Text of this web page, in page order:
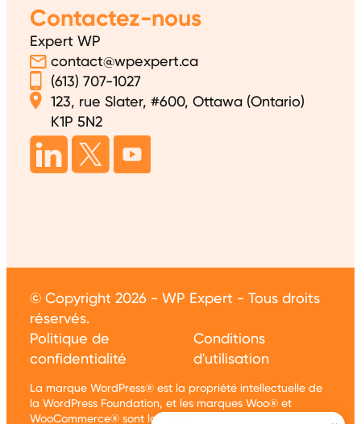
Contactez-nous
Expert WP
contact@wpexpert.ca
(613) 707-1027
123, rue Slater, #600, Ottawa (Ontario)
K1P 5N2
© Copyright 2026 - WP Expert - Tous droits
réservés.
Politique de
confidentialité
Conditions
d'utilisation
La marque WordPress® est la propriété intellectuelle de
la WordPress Foundation, et les marques Woo® et
WooCommerce® sont la propriété intellectuelle de